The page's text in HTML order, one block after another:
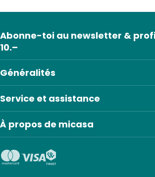
Généralités
Service et assistance
À propos de micasa
Abonne-toi au newsletter &
10.–